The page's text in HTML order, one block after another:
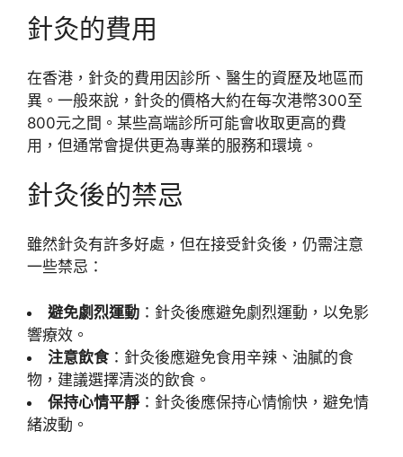
針灸的費用
在香港，針灸的費用因診所、醫生的資歷及地區而
異。一般來說，針灸的價格大約在每次港幣300至
800元之間。某些高端診所可能會收取更高的費
用，但通常會提供更為專業的服務和環境。
針灸後的禁忌
雖然針灸有許多好處，但在接受針灸後，仍需注意
一些禁忌：
避免劇烈運動 ：針灸後應避免劇烈運動，以免影
響療效。
注意飲食：針灸後應避免食用辛辣、油膩的食
物，建議選擇清淡的飲食。
保持心情平靜 ：針灸後應保持心情愉快，避免情
緒波動。